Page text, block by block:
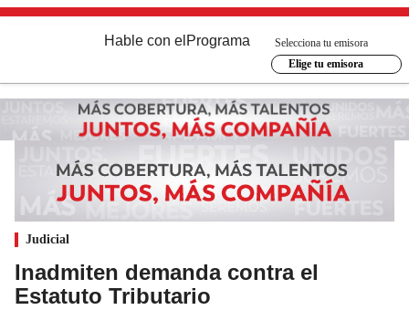
Hable con el Programa
Selecciona tu emisora
Elige tu emisora
Judicial
Inadmiten demanda contra el
Estatuto Tributario